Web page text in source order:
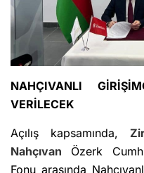
NAHÇIVANLI
VERİLECEK
Açılış kapsamında,
Nahçıvan Özerk
Fonu arasında